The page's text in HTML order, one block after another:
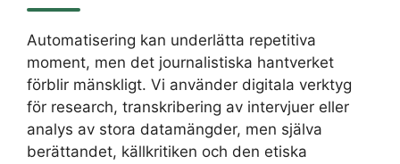
Automatisering kan underlätta repetitiva
moment, men det journalistiska hantverket
förblir mänskligt. Vi använder digitala verktyg
för research, transkribering av intervjuer eller
analys av stora datamängder, men själva
berättandet, källkritiken och den etiska